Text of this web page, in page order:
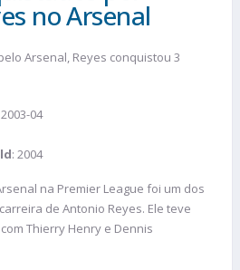
no Arsenal
Arsenal, Reyes conquistou 3
04
: 2004
na Premier League foi um dos
de Antonio Reyes. Ele teve
Thierry Henry e Dennis